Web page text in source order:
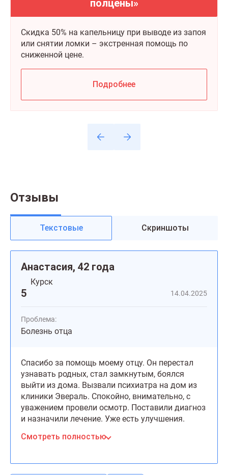
полцены»
Скидка 50% на капельницу при выводе из запоя
или снятии ломки – экстренная помощь по
сниженной цене.
Подробнее
Отзывы
Текстовые Скриншоты
Анастасия, 42 года
5
Курск
14.04.2025
Проблема:
Болезнь отца
Спасибо за помощь моему отцу. Он перестал
узнавать родных, стал замкнутым, боялся
выйти из дома. Вызвали психиатра на дом из
клиники Эвераль. Спокойно, внимательно, с
уважением провели осмотр. Поставили диагноз
и назначили лечение. Уже есть улучшения.
Смотреть полностью